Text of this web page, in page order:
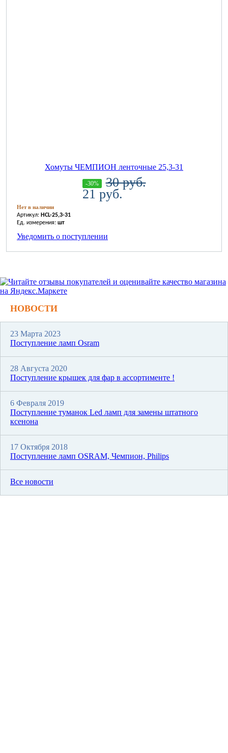
Хомуты ЧЕМПИОН ленточные 25,3-31
-30% 30 руб.
21 руб.
Нет в наличии
Артикул: HCL-25,3-31
Ед. измерения: шт
Уведомить о поступлении
НОВОСТИ
23 Марта 2023
Поступление ламп Osram
28 Августа 2020
Поступление крышек для фар в ассортименте !
6 Февраля 2019
Поступление туманок Led ламп для замены штатного
ксенона
17 Октября 2018
Поступление ламп OSRAM, Чемпион, Philips
Все новости